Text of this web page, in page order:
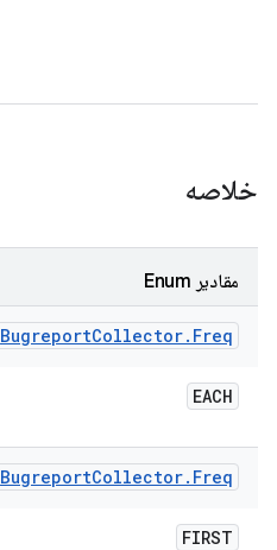
خلاصه
مقادیر Enum
BugreportCollector. Freq
EACH
BugreportCollector. Freq
FIRST